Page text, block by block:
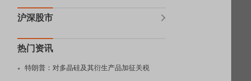
沪深股市
热门资讯
特朗普：对多晶硅及其衍生产品加征关税